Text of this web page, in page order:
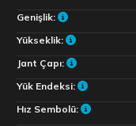
Genişlik:
Yükseklik:
Jant Çapı:
Yük Endeksi:
Hız Sembolü: